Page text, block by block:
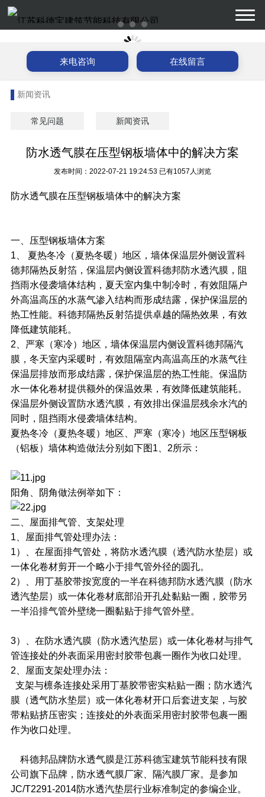
来电咨询 在线留言
新闻资讯
常见问题 新闻资讯
防水透气膜在压型钢板墙体中的解决方案
发布时间：2022-07-21 19:24:53 已有1057人浏览
防水透气膜在压型钢板墙体中的解决方案
一、压型钢板墙体方案
1、 夏热冬冷（夏热冬暖）地区，墙体保温层外侧设置科
德邦隔热反射箔，保温层内侧设置科德邦防水透汽膜，阻
挡雨水侵袭墙体结构，夏天室内集中制冷时，有效阻隔户
外高温高压的水蒸气渗入结构而形成结露，保护保温层的
热工性能。科德邦隔热反射箔提供卓越的隔热效果，有效
降低建筑能耗。
2、严寒（寒冷）地区，墙体保温层内侧设置科德邦隔汽
膜，冬天室内采暖时，有效阻隔室内高温高压的水蒸气往
保温层排放而形成结露，保护保温层的热工性能。保温防
水一体化卷材提供额外的保温效果，有效降低建筑能耗。
保温层外侧设置防水透汽膜，有效排出保温层残余水汽的
同时，阻挡雨水侵袭墙体结构。
夏热冬冷（夏热冬暖）地区、严寒（寒冷）地区压型钢板
（铝板）墙体构造做法分别如下图1、2所示：
阳角、阴角做法例举如下：
二、屋面排气管、支架处理
1、屋面排气管处理办法：
1）、在屋面排气管处，将防水透汽膜（透汽防水垫层）或
一体化卷材剪开一个略小于排气管外径的圆孔。
2）、用丁基胶带按宽度的一半在科德邦防水透汽膜（防水
透汽垫层）或一体化卷材底部沿开孔处黏贴一圈，胶带另
一半沿排气管外壁绕一圈黏贴于排气管外壁。
3）、在防水透汽膜（防水透汽垫层）或一体化卷材与排气
管连接处的外表面采用密封胶带包裹一圈作为收口处理。
2、屋面支架处理办法：
支架与檩条连接处采用丁基胶带密实粘贴一圈；防水透汽
膜（透气防水垫层）或一体化卷材开口后套进支架，与胶
带粘贴挤压密实；连接处的外表面采用密封胶带包裹一圈
作为收口处理。
科德邦品牌防水透气膜是江苏科德宝建筑节能科技有限
公司旗下品牌，防水透气膜厂家、隔汽膜厂家。是参加
JC/T2291-2014防水透汽垫层行业标准制定的参编企业。